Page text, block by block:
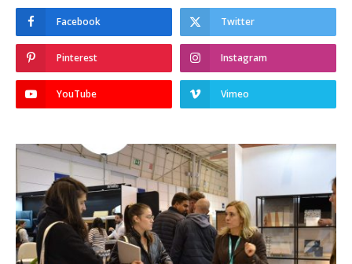
Facebook Twitter
Pinterest Instagram
YouTube Vimeo